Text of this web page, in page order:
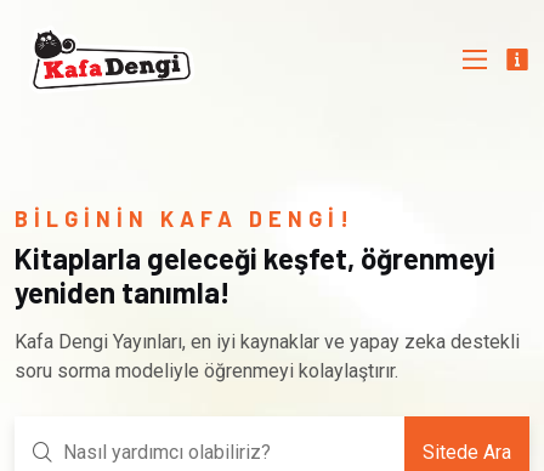
BİLGİNİN KAFA DENGİ!
Kitaplarla geleceği keşfet, öğrenmeyi
yeniden tanımla!
Kafa Dengi Yayınları, en iyi kaynaklar ve yapay zeka destekli
soru sorma modeliyle öğrenmeyi kolaylaştırır.
Sitede Ara